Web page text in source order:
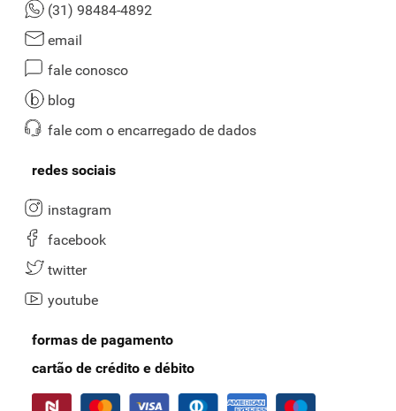
(31) 98484-4892
email
fale conosco
blog
fale com o encarregado de dados
redes sociais
instagram
facebook
twitter
youtube
formas de pagamento
cartão de crédito e débito